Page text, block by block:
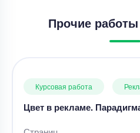
Прочие
Курсовая работа
Цвет в рекламе.